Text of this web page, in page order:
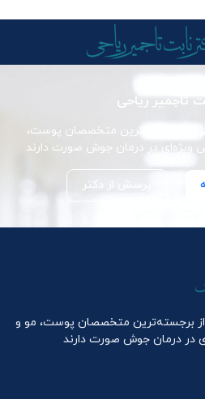
تاجمیر ریاحی
از برجسته‌ترین متخصصان پوست،
ویژه‌ای در درمان جوش صورت دارند
پرسش از دکتر
از برجسته‌ترین متخصصان پوست، مو و
در درمان جوش صورت دارند